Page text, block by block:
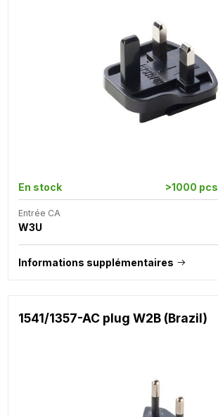
En stock >1000 pcs
Entrée CA
W3U
Informations supplémentaires
1541/1357-AC plug W2B (Brazil)